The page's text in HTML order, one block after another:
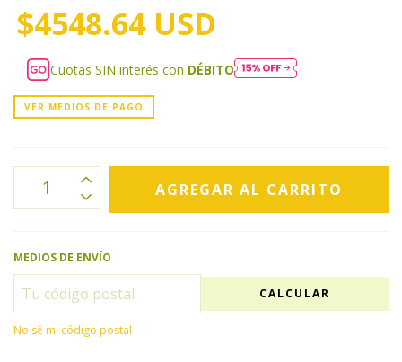
$4548.64 USD
Cuotas SIN interés con DÉBITO
VER MEDIOS DE PAGO
MEDIOS DE ENVÍO
CALCULAR
No sé mi código postal